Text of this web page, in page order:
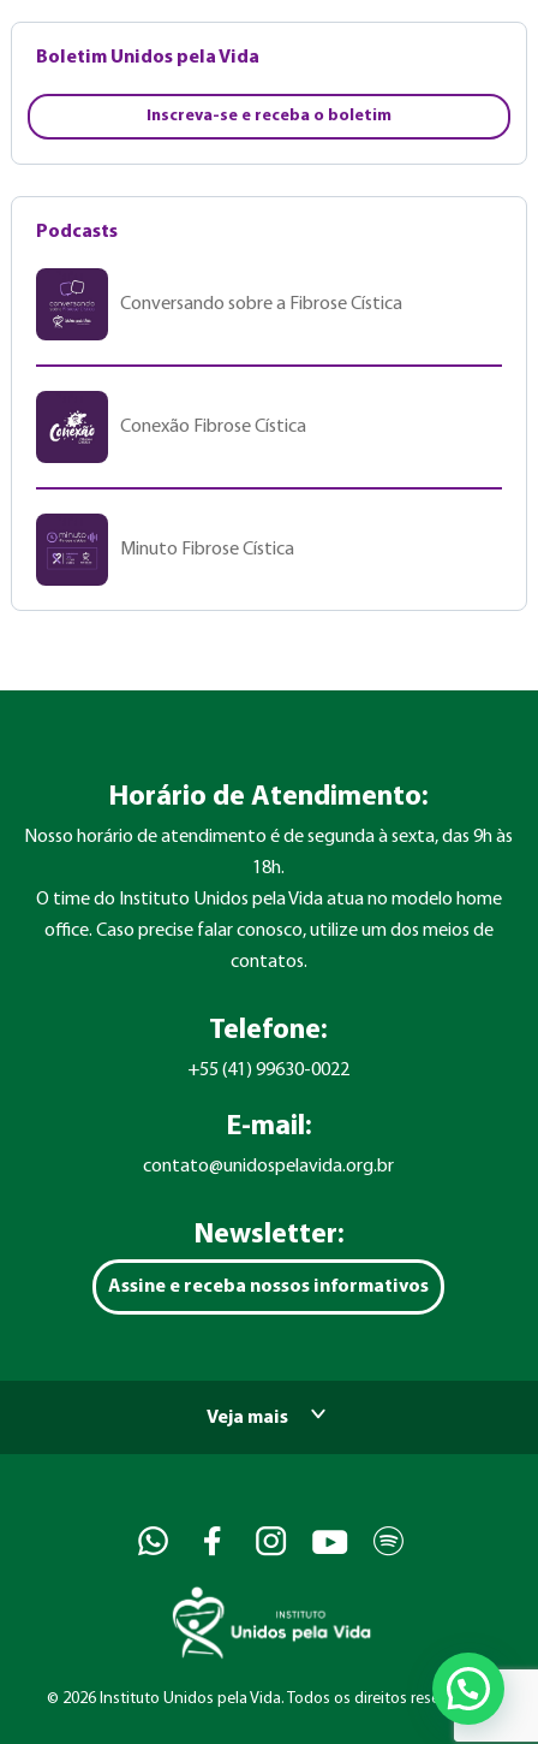
Boletim Unidos pela Vida
Inscreva-se e receba o boletim
Podcasts
Conversando sobre a Fibrose Cística
Conexão Fibrose Cística
Minuto Fibrose Cística
Horário de Atendimento:
Nosso horário de atendimento é de segunda à sexta, das 9h às
18h.
O time do Instituto Unidos pela Vida atua no modelo home
office. Caso precise falar conosco, utilize um dos meios de
contatos.
Telefone:
+55 (41) 99630-0022
E-mail:
contato@unidospelavida.org.br
Newsletter:
Assine e receba nossos informativos
Veja mais
© 2026 Instituto Unidos pela Vida. Todos os direitos reservados.